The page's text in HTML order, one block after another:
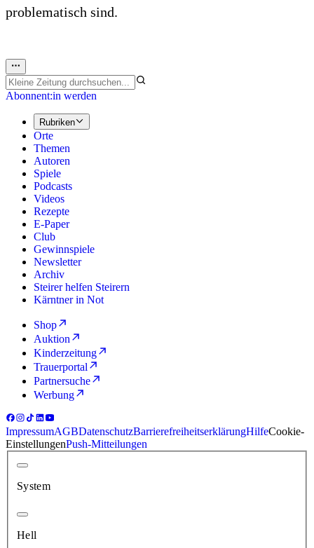
problematisch sind.
Abonnent:in werden
Rubriken
Orte
Themen
Autoren
Spiele
Podcasts
Videos
Rezepte
E-Paper
Club
Gewinnspiele
Newsletter
Archiv
Steirer helfen Steirern
Kärntner in Not
Shop
Auktion
Kinderzeitung
Trauerportal
Partnersuche
Werbung
ImpressumAGBDatenschutzBarrierefreiheitserklärungHilfeCookie-
EinstellungenPush-Mitteilungen
System
Hell